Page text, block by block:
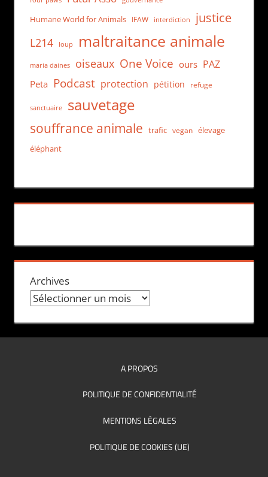
Humane World for Animals IFAW interdiction justice
L214 loup maltraitance animale
maria daines oiseaux One Voice ours PAZ
Peta Podcast protection pétition refuge
sanctuaire sauvetage
souffrance animale trafic vegan
élevage
éléphant
Archives
A PROPOS
POLITIQUE DE CONFIDENTIALITÉ
MENTIONS LÉGALES
POLITIQUE DE COOKIES (UE)